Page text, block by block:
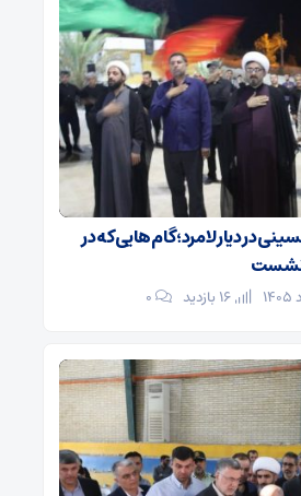
در دیار لامرد؛ گام‌هایی که در
نشست
۰